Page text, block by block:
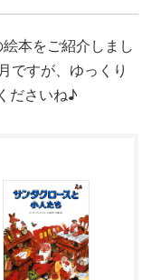
本をご紹介しまし
ですが、ゆっくり
ださいね♪